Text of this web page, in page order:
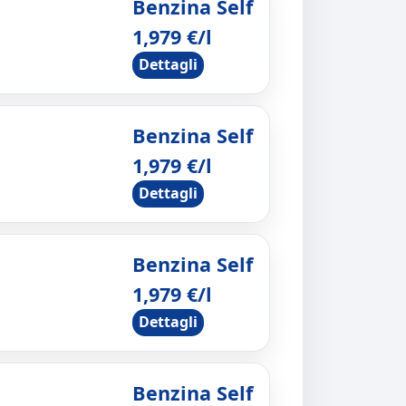
Benzina Self
1,979 €/l
Dettagli
Benzina Self
1,979 €/l
Dettagli
Benzina Self
1,979 €/l
Dettagli
Benzina Self